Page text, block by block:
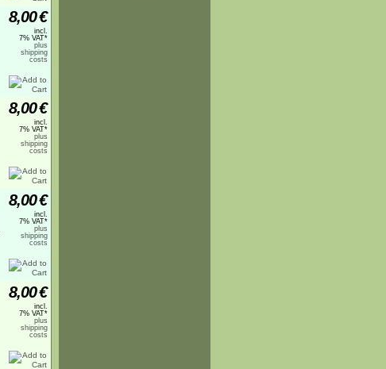
8,00€
incl.
7% VAT*
plus
shipping
costs
8,00€
incl.
7% VAT*
plus
shipping
costs
8,00€
incl.
7% VAT*
plus
shipping
costs
8,00€
incl.
7% VAT*
plus
shipping
costs